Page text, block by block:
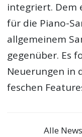
integriert. Dem
für die Piano-
allgemeinem
gegenüber. Es
Neuerungen in
feschen
Alle